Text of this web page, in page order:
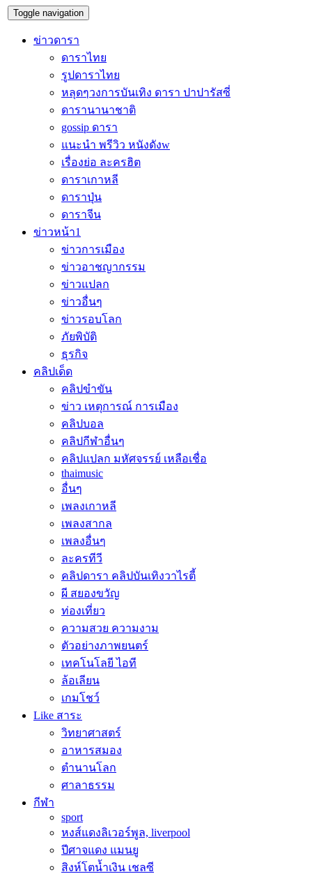
Toggle navigation
ข่าวดารา
ดาราไทย
รูปดาราไทย
หลุดๆวงการบันเทิง ดารา ปาปารัสซี่
ดารานานาชาติ
gossip ดารา
แนะนำ พรีวิว หนังดังw
เรื่องย่อ ละครฮิต
ดาราเกาหลี
ดาราปุ่น
ดาราจีน
ข่าวหน้า1
ข่าวการเมือง
ข่าวอาชญากรรม
ข่าวแปลก
ข่าวอื่นๆ
ข่าวรอบโลก
ภัยพิบัติ
ธุรกิจ
คลิปเด็ด
คลิปขำขัน
ข่าว เหตุการณ์ การเมือง
คลิปบอล
คลิปกีฬาอื่นๆ
คลิปแปลก มหัศจรรย์ เหลือเชื่อ
thaimusic
อื่นๆ
เพลงเกาหลี
เพลงสากล
เพลงอื่นๆ
ละครทีวี
คลิปดารา คลิปบันเทิงวาไรตี้
ผี สยองขวัญ
ท่องเที่ยว
ความสวย ความงาม
ตัวอย่างภาพยนตร์
เทคโนโลยี ไอที
ล้อเลียน
เกมโชว์
Like สาระ
วิทยาศาสตร์
อาหารสมอง
ตำนานโลก
ศาลาธรรม
กีฬา
sport
หงส์แดงลิเวอร์พูล, liverpool
ปีศาจแดง แมนยู
สิงห์โตน้ำเงิน เชลซี